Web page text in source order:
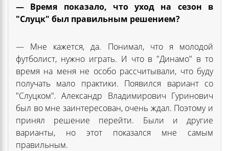
— Время показало, что уход на сезон в
"Слуцк" был правильным решением?
— Мне кажется, да. Понимал, что я молодой
футболист, нужно играть. И что в "Динамо" в то
время на меня не особо рассчитывали, что буду
получать мало практики. Появился вариант со
"Слуцком". Александр Владимирович Гуринович
был во мне заинтересован, очень ждал. Поэтому и
принял решение перейти. Были и другие
варианты, но этот показался мне самым
правильным.